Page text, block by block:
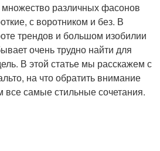
различных фасонов
с воротником и без. В
трендов и большом изобилии
очень трудно найти для
В этой статье мы расскажем с
на что обратить внимание
все самые стильные сочетания.